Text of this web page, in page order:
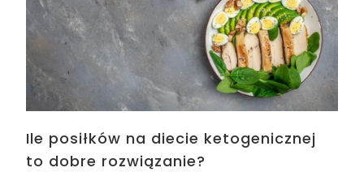
Ile posiłków na diecie ketogenicznej
to dobre rozwiązanie?